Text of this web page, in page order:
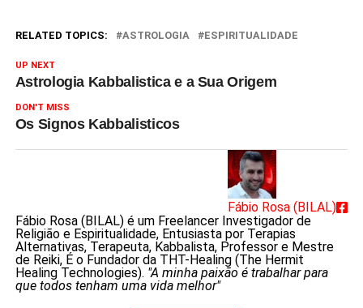
RELATED TOPICS: ASTROLOGIA ESPIRITUALIDADE
UP NEXT
Astrologia Kabbalistica e a Sua Origem
DON'T MISS
Os Signos Kabbalisticos
Fábio Rosa (BILAL)
Fábio Rosa (BILAL) é um Freelancer Investigador de
Religião e Espiritualidade, Entusiasta por Terapias
Alternativas, Terapeuta, Kabbalista, Professor e Mestre
de Reiki, É o Fundador da THT-Healing (The Hermit
Healing Technologies). "A minha paixão é trabalhar para
que todos tenham uma vida melhor"